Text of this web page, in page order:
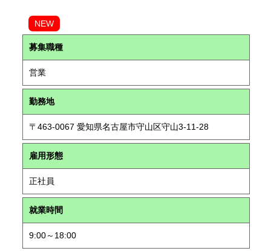
NEW
募集職種
営業
勤務地
〒463-0067 愛知県名古屋市守山区守山3-11-28
雇用形態
正社員
就業時間
9:00～18:00